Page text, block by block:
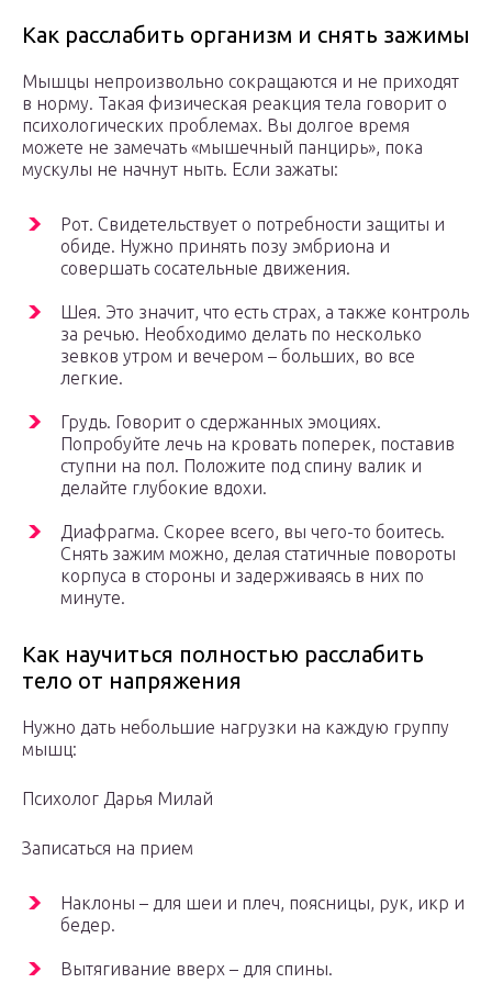
Как расслабить организм и снять зажимы
Мышцы непроизвольно сокращаются и не приходят
в норму. Такая физическая реакция тела говорит о
психологических проблемах. Вы долгое время
можете не замечать «мышечный панцирь», пока
мускулы не начнут ныть. Если зажаты:
Рот. Свидетельствует о потребности защиты и
обиде. Нужно принять позу эмбриона и
совершать сосательные движения.
Шея. Это значит, что есть страх, а также контроль
за речью. Необходимо делать по несколько
зевков утром и вечером – больших, во все
легкие.
Грудь. Говорит о сдержанных эмоциях.
Попробуйте лечь на кровать поперек, поставив
ступни на пол. Положите под спину валик и
делайте глубокие вдохи.
Диафрагма. Скорее всего, вы чего-то боитесь.
Снять зажим можно, делая статичные повороты
корпуса в стороны и задерживаясь в них по
минуте.
Как научиться полностью расслабить
тело от напряжения
Нужно дать небольшие нагрузки на каждую группу
мышц:
Психолог Дарья Милай
Записаться на прием
Наклоны – для шеи и плеч, поясницы, рук, икр и
бедер.
Вытягивание вверх – для спины.